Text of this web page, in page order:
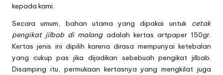
kepada kami.
Secara umum, bahan utama yang dipakai untuk cetak
pengikat jilbab di malangadalah kertas artpaper 150gr.
Kertas jenis ini dipilih karena dirasa mempunyai ketebalan
yang cukup pas jika dijadikan sebebuah pengikat jilbab.
Disamping itu, permukaan kertasnya yang mengkilat juga